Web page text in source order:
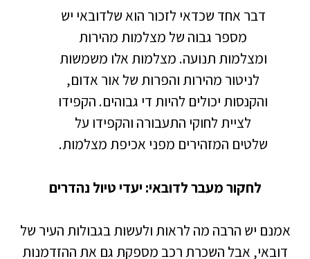
דבר אחד שכדאי לזכור הוא שלדובאי יש
מספר גבוה של מצלמות מהירות
ומצלמות תנועה. מצלמות אלו משמשות
לניטור מהירות והפרות של אור אדום,
והקנסות יכולים להיות די גבוהים. הקפידו
לציית לחוקי התעבורה והקפידו על
שלטים המזהירים מפני אכיפת מצלמות.
לחקור מעבר לדובאי: יעדי טיול נהדרים
אמנם יש הרבה מה לראות ולעשות בגבולות העיר של
דובאי, אבל השכרת רכב מספקת גם את ההזדמנות